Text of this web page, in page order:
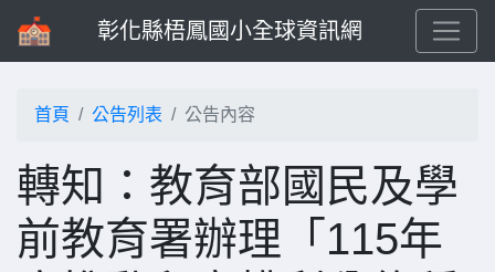
彰化縣梧鳳國小全球資訊網
首頁 公告列表 公告內容
轉知：教育部國民及學
前教育署辦理「115年